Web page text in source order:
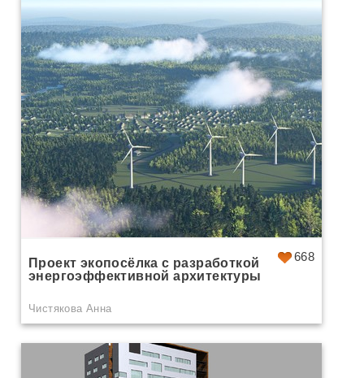
668
Проект экопосёлка с разработкой
энергоэффективной архитектуры
Чистякова Анна